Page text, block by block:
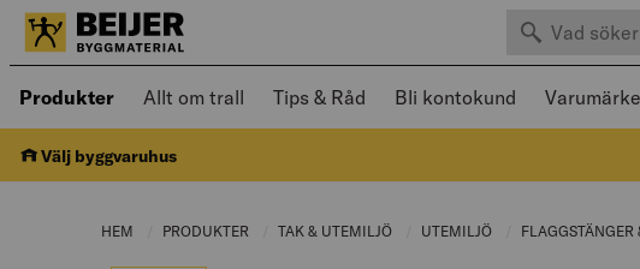
Sök efter
Produkter Öppnad meny kan navigeras med piltangenter och
Allt om trall Tips & Råd Bli kontokund
Välj byggvaruhus
HEM PRODUKTER CURRENT PAGE:
TAK & UTEMILJÖ CURRENT PAGE:
UTEMILJÖ CURRENT PAGE:
FLAGGSTÄNGER